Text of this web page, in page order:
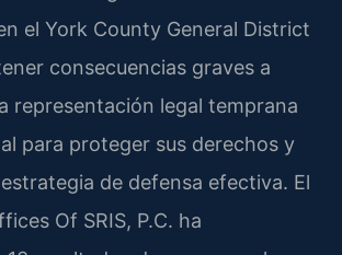
el York County General District
consecuencias graves a
representación legal temprana
para proteger sus derechos y
de defensa efectiva. El
Of SRIS, P.C. ha